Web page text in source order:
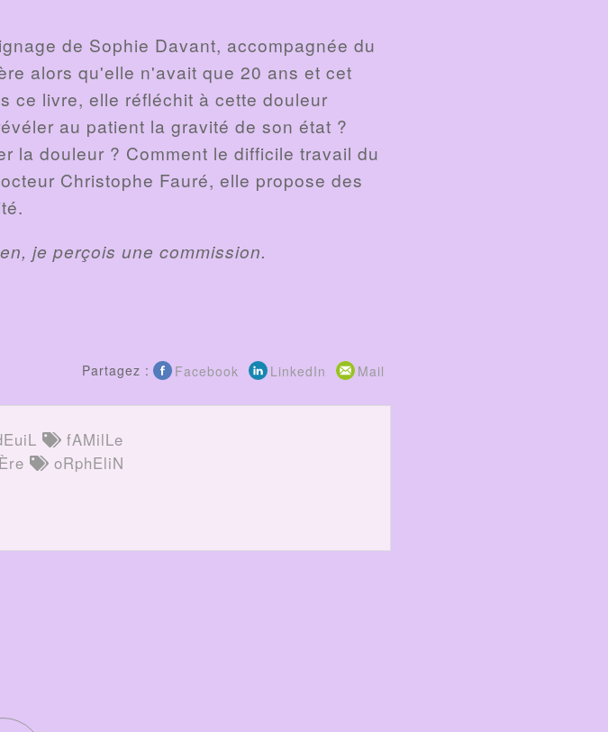
de Sophie Davant, accompagnée du
alors qu'elle n'avait que 20 ans et cet
ce livre, elle réfléchit à cette douleur
au patient la gravité de son état ?
la douleur ? Comment le difficile travail du
Christophe Fauré, elle propose des
je perçois une commission.
Partagez : Facebook LinkedIn Mail
fAMilLe
oRphEliN